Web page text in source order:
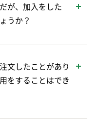
おためし宅配ご登
むことができま
て解除申請が可能
が、加入をした
うか？
文したことがあり
をすることはでき